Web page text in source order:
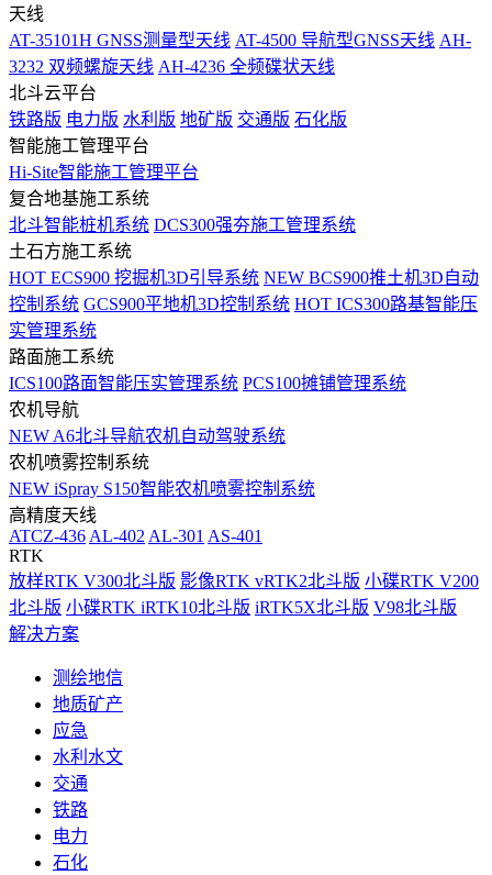
天线
AT-35101H GNSS测量型天线 AT-4500 导航型GNSS天线 AH-
3232 双频螺旋天线 AH-4236 全频碟状天线
北斗云平台
铁路版 电力版 水利版 地矿版 交通版 石化版
智能施工管理平台
Hi-Site智能施工管理平台
复合地基施工系统
北斗智能桩机系统 DCS300强夯施工管理系统
土石方施工系统
HOT ECS900 挖掘机3D引导系统 NEW BCS900推土机3D自动
控制系统 GCS900平地机3D控制系统 HOT ICS300路基智能压
实管理系统
路面施工系统
ICS100路面智能压实管理系统 PCS100摊铺管理系统
农机导航
NEW A6北斗导航农机自动驾驶系统
农机喷雾控制系统
NEW iSpray S150智能农机喷雾控制系统
高精度天线
ATCZ-436 AL-402 AL-301 AS-401
RTK
放样RTK V300北斗版 影像RTK vRTK2北斗版 小碟RTK V200
北斗版 小碟RTK iRTK10北斗版 iRTK5X北斗版 V98北斗版
解决方案
测绘地信
地质矿产
应急
水利水文
交通
铁路
电力
石化